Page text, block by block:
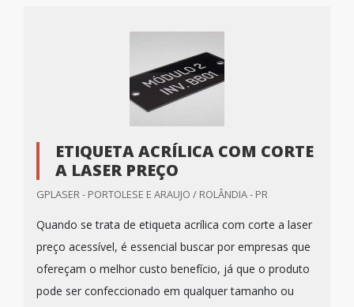
ETIQUETA ACRÍLICA COM CORTE
A LASER PREÇO
GPLASER - PORTOLESE E ARAUJO / ROLÂNDIA - PR
Quando se trata de etiqueta acrílica com corte a laser
preço acessível, é essencial buscar por empresas que
ofereçam o melhor custo benefício, já que o produto
pode ser confeccionado em qualquer tamanho ou